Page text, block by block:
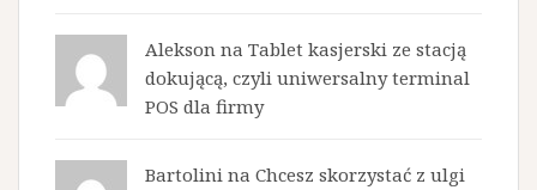
Alekson na Tablet kasjerski ze stacją
dokującą, czyli uniwersalny terminal
POS dla firmy
Bartolini na Chcesz skorzystać z ulgi